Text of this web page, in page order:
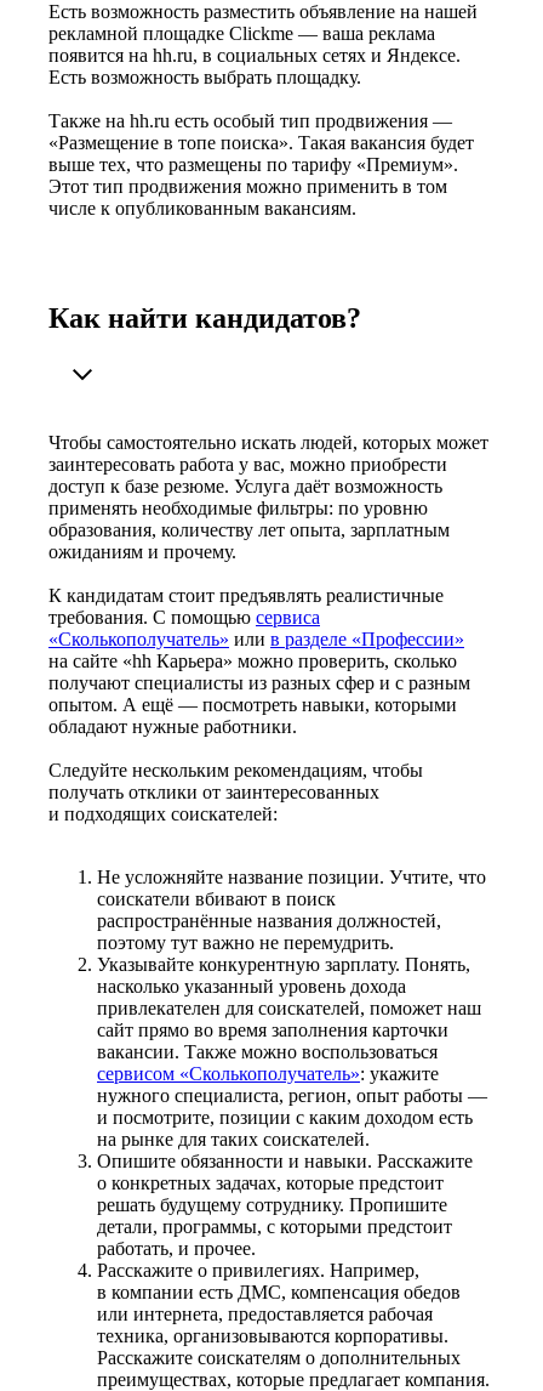
Есть возможность разместить объявление на нашей
рекламной площадке Clickme — ваша реклама
появится на hh.ru, в социальных сетях и Яндексе.
Есть возможность выбрать площадку.
Также на hh.ru есть особый тип продвижения —
«Размещение в топе поиска». Такая вакансия будет
выше тех, что размещены по тарифу «Премиум».
Этот тип продвижения можно применить в том
числе к опубликованным вакансиям.
Как найти кандидатов?
Чтобы самостоятельно искать людей, которых может
заинтересовать работа у вас, можно приобрести
доступ к базе резюме. Услуга даёт возможность
применять необходимые фильтры: по уровню
образования, количеству лет опыта, зарплатным
ожиданиям и прочему.
К кандидатам стоит предъявлять реалистичные
требования. С помощью сервиса
«Сколькополучатель» или в разделе «Профессии»
на сайте «hh Карьера» можно проверить, сколько
получают специалисты из разных сфер и с разным
опытом. А ещё — посмотреть навыки, которыми
обладают нужные работники.
Следуйте нескольким рекомендациям, чтобы
получать отклики от заинтересованных
и подходящих соискателей:
Не усложняйте название позиции. Учтите, что
соискатели вбивают в поиск
распространённые названия должностей,
поэтому тут важно не перемудрить.
Указывайте конкурентную зарплату. Понять,
насколько указанный уровень дохода
привлекателен для соискателей, поможет наш
сайт прямо во время заполнения карточки
вакансии. Также можно воспользоваться
сервисом «Сколькополучатель»: укажите
нужного специалиста, регион, опыт работы —
и посмотрите, позиции с каким доходом есть
на рынке для таких соискателей.
Опишите обязанности и навыки. Расскажите
о конкретных задачах, которые предстоит
решать будущему сотруднику. Пропишите
детали, программы, с которыми предстоит
работать, и прочее.
Расскажите о привилегиях. Например,
в компании есть ДМС, компенсация обедов
или интернета, предоставляется рабочая
техника, организовываются корпоративы.
Расскажите соискателям о дополнительных
преимуществах, которые предлагает компания.